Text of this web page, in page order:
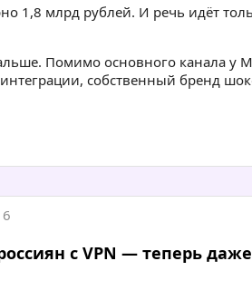
1,8 млрд рублей. И речь идёт
Помимо основного канала у
собственный бренд
с VPN — теперь